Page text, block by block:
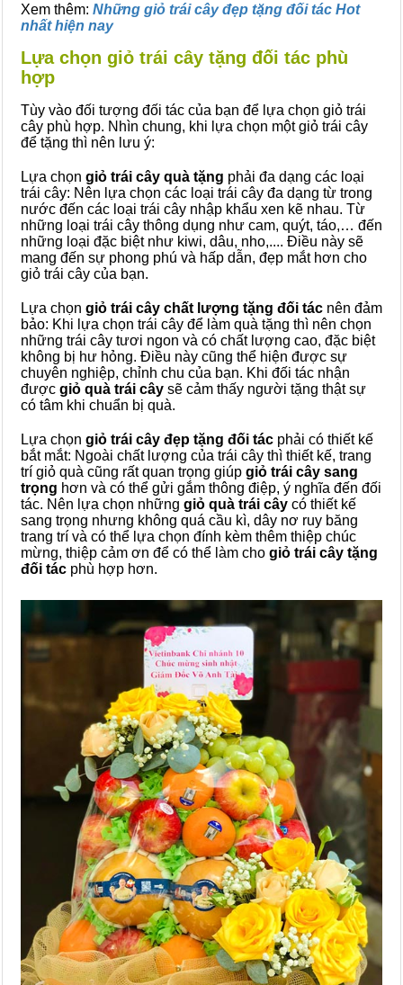
Xem thêm: Những giỏ trái cây đẹp tặng đối tác Hot
nhất hiện nay
Lựa chọn giỏ trái cây tặng đối tác phù
hợp
Tùy vào đối tượng đối tác của bạn để lựa chọn giỏ trái
cây phù hợp. Nhìn chung, khi lựa chọn một giỏ trái cây
để tặng thì nên lưu ý:
Lựa chọn giỏ trái cây quà tặng phải đa dạng các loại
trái cây: Nên lựa chọn các loại trái cây đa dạng từ trong
nước đến các loại trái cây nhập khẩu xen kẽ nhau. Từ
những loại trái cây thông dụng như cam, quýt, táo,… đến
những loại đặc biệt như kiwi, dâu, nho,.... Điều này sẽ
mang đến sự phong phú và hấp dẫn, đẹp mắt hơn cho
giỏ trái cây của bạn.
Lựa chọn giỏ trái cây chất lượng tặng đối tác nên đảm
bảo: Khi lựa chọn trái cây để làm quà tặng thì nên chọn
những trái cây tươi ngon và có chất lượng cao, đặc biệt
không bị hư hỏng. Điều này cũng thể hiện được sự
chuyên nghiệp, chỉnh chu của bạn. Khi đối tác nhận
được giỏ quà trái cây sẽ cảm thấy người tặng thật sự
có tâm khi chuẩn bị quà.
Lựa chọn giỏ trái cây đẹp tặng đối tác phải có thiết kế
bắt mắt: Ngoài chất lượng của trái cây thì thiết kế, trang
trí giỏ quà cũng rất quan trọng giúp giỏ trái cây sang
trọng hơn và có thể gửi gắm thông điệp, ý nghĩa đến đối
tác. Nên lựa chọn những giỏ quà trái cây có thiết kế
sang trọng nhưng không quá cầu kì, dây nơ ruy băng
trang trí và có thể lựa chọn đính kèm thêm thiệp chúc
mừng, thiệp cảm ơn để có thể làm cho giỏ trái cây tặng
đối tác phù hợp hơn.